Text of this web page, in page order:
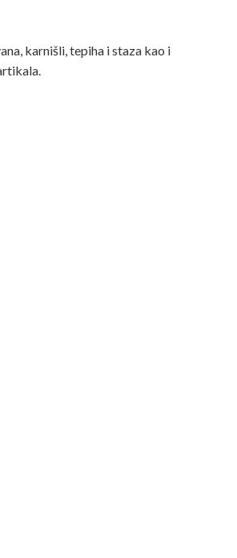
karnišli, tepiha i staza kao i